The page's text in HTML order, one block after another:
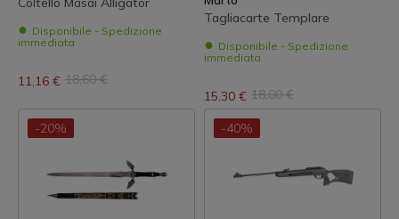
Disponibile - Spedizione
immediata
11,16 € 18,60 €
Tagliacarte Templare
Disponibile - Spedizione
immediata
15,30 € 18,00 €
-20% -40%